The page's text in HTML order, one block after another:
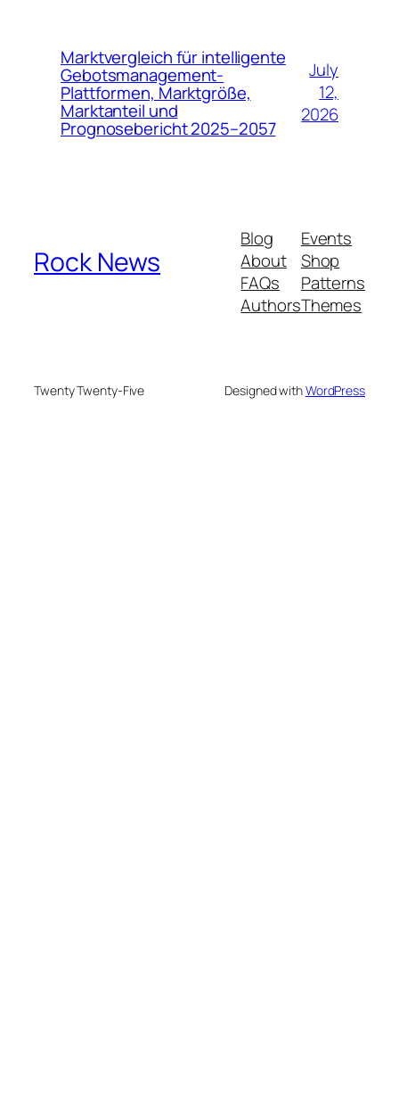
Marktvergleich für intelligente
Gebotsmanagement-
Plattformen, Marktgröße,
Marktanteil und
Prognosebericht 2025–2057
July
12,
2026
Rock News
Blog
About
FAQs
Authors
Events
Shop
Patterns
Themes
Twenty Twenty-Five Designed withWordPress